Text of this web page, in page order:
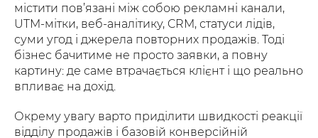
містити пов’язані між собою рекламні канали,
UTM-мітки, веб-аналітику, CRM, статуси лідів,
суми угод і джерела повторних продажів. Тоді
бізнес бачитиме не просто заявки, а повну
картину: де саме втрачається клієнт і що реально
впливає на дохід.
Окрему увагу варто приділити швидкості реакції
відділу продажів і базовій конверсійній